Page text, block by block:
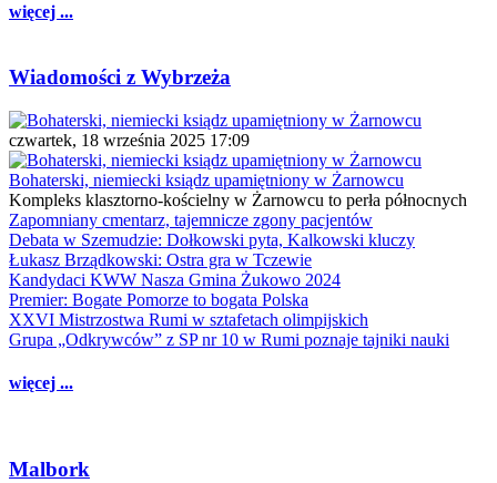
więcej ...
Wiadomości z Wybrzeża
czwartek, 18 września 2025 17:09
Bohaterski, niemiecki ksiądz upamiętniony w Żarnowcu
Kompleks klasztorno-kościelny w Żarnowcu to perła północnych
Zapomniany cmentarz, tajemnicze zgony pacjentów
Debata w Szemudzie: Dołkowski pyta, Kalkowski kluczy
Łukasz Brządkowski: Ostra gra w Tczewie
Kandydaci KWW Nasza Gmina Żukowo 2024
Premier: Bogate Pomorze to bogata Polska
XXVI Mistrzostwa Rumi w sztafetach olimpijskich
Grupa „Odkrywców” z SP nr 10 w Rumi poznaje tajniki nauki
więcej ...
Malbork